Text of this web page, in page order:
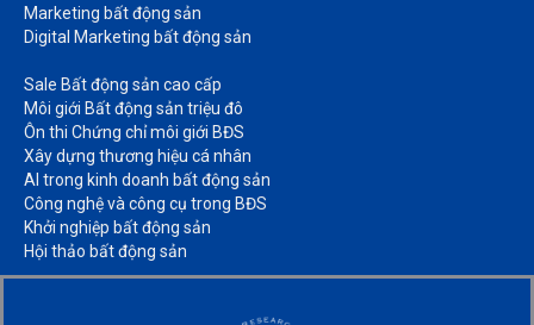
Marketing bất động sản​
Digital Marketing bất động sản​
Sale Bất động sản cao cấp​
Môi giới Bất động sản triệu đô​
Ôn thi Chứng chỉ môi giới BĐS​
Xây dựng thương hiệu cá nhân​
AI trong kinh doanh bất động sản​
Công nghệ và công cụ trong BĐS​
Khởi nghiệp bất động sản​
Hội thảo bất động sản​